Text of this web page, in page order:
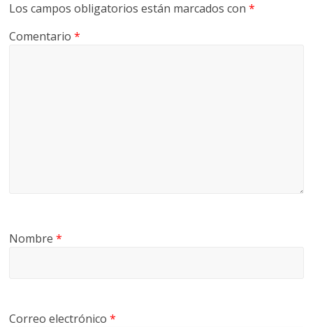
Los campos obligatorios están marcados con*
Comentario*
Nombre*
Correo electrónico*